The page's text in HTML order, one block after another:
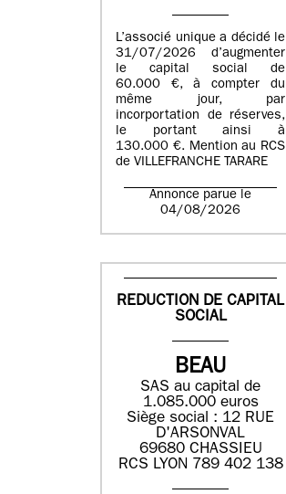
L’associé unique a décidé le
31/07/2026 d’augmenter
le capital social de
60.000 €, à compter du
même jour, par
incorportation de réserves,
le portant ainsi à
130.000 €. Mention au RCS
de VILLEFRANCHE TARARE
Annonce parue le
04/08/2026
REDUCTION DE CAPITAL
SOCIAL
BEAU
SAS au capital de
1.085.000 euros
Siège social : 12 RUE
D'ARSONVAL
69680 CHASSIEU
RCS LYON 789 402 138